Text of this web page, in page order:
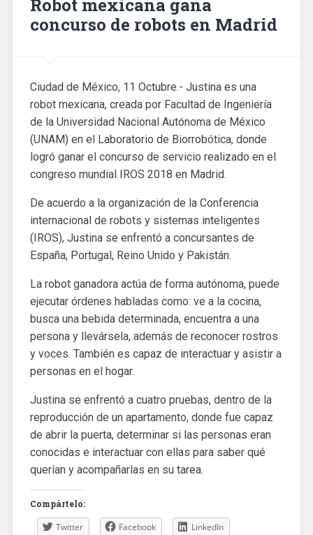
Robot mexicana gana
concurso de robots en Madrid
Ciudad de México, 11 Octubre.- Justina es una
robot mexicana, creada por Facultad de Ingeniería
de la Universidad Nacional Autónoma de México
(UNAM) en el Laboratorio de Biorrobótica, donde
logró ganar el concurso de servicio realizado en el
congreso mundial IROS 2018 en Madrid.
De acuerdo a la organización de la Conferencia
internacional de robots y sistemas inteligentes
(IROS), Justina se enfrentó a concursantes de
España, Portugal, Reino Unido y Pakistán.
La robot ganadora actúa de forma autónoma, puede
ejecutar órdenes habladas como: ve a la cocina,
busca una bebida determinada, encuentra a una
persona y llevársela, además de reconocer rostros
y voces. También es capaz de interactuar y asistir a
personas en el hogar.
Justina se enfrentó a cuatro pruebas, dentro de la
reproducción de un apartamento, donde fue capaz
de abrir la puerta, determinar si las personas eran
conocidas e interactuar con ellas para saber qué
querían y acompañarlas en su tarea.
Compártelo:
Twitter Facebook
LinkedIn